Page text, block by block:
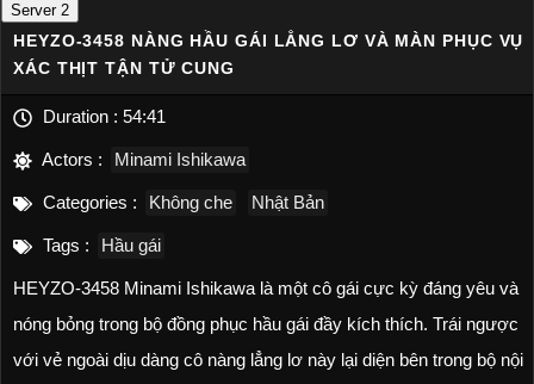
Server 2
HEYZO-3458 NÀNG HẦU GÁI LẲNG LƠ VÀ MÀN PHỤC VỤ
XÁC THỊT TẬN TỬ CUNG
Duration : 54:41
Actors : Minami Ishikawa
Categories : Không che Nhật Bản
Tags : Hầu gái
HEYZO-3458 Minami Ishikawa là một cô gái cực kỳ đáng yêu và
nóng bỏng trong bộ đồng phục hầu gái đầy kích thích. Trái ngược
với vẻ ngoài dịu dàng cô nàng lẳng lơ này lại diện bên trong bộ nội